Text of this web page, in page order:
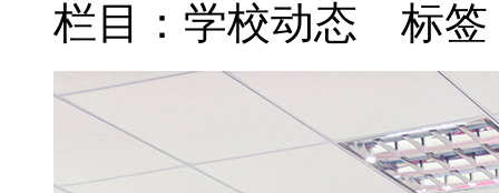
栏目：学校动态 标